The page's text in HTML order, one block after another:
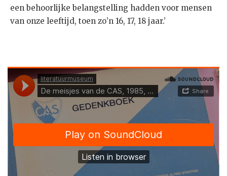
een behoorlijke belangstelling hadden voor mensen
van onze leeftijd, toen zo’n 16, 17, 18 jaar.’